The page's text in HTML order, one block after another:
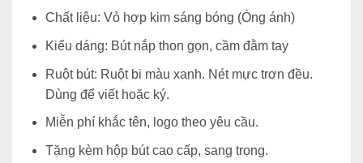
Chất liệu: Vỏ hợp kim sáng bóng (Óng ánh)
Kiểu dáng: Bút nắp thon gọn, cầm đằm tay
Ruột bút: Ruột bi màu xanh. Nét mực trơn đều.
Dùng để viết hoặc ký.
Miễn phí khắc tên, logo theo yêu cầu.
Tặng kèm hộp bút cao cấp, sang trọng.